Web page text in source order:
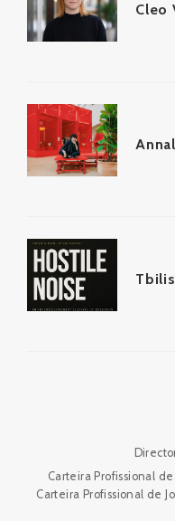
Cleo
Carteira Profissional
Carteira Profissional de